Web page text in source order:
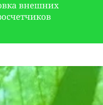
внешних